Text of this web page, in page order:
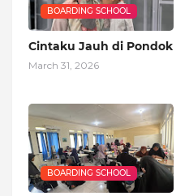
BOARDING SCHOOL
Cintaku Jauh di Pondok
March 31, 2026
BOARDING SCHOOL